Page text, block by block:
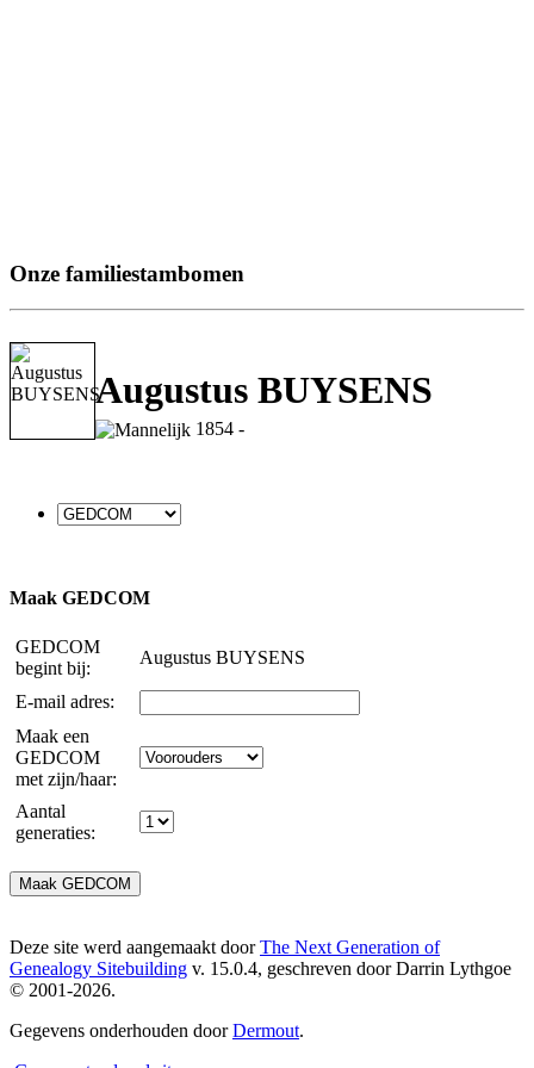
Onze familiestambomen
Augustus BUYSENS
1854 -
Maak GEDCOM
GEDCOM
begint bij:
Augustus BUYSENS
E-mail adres:
Maak een
GEDCOM
met zijn/haar:
Aantal
generaties:
Deze site werd aangemaakt doorThe Next Generation of
Genealogy Sitebuilding v. 15.0.4, geschreven door Darrin Lythgoe
© 2001-2026.
Gegevens onderhouden doorDermout.